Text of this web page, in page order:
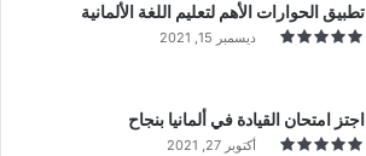
تطبيق الحوارات الأهم لتعليم اللغة الألمانية
ديسمبر 15, 2021
اجتز امتحان القيادة في ألمانيا بنجاح
أكتوبر 27, 2021